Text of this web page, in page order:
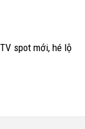
spot mới, hé lộ